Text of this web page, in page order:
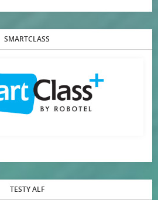
SMARTCLASS
TESTY ALF